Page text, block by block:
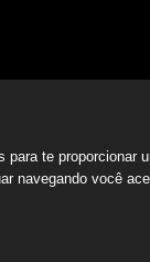
Jorge Gomes
Direitos
para te proporcionar
navegando você